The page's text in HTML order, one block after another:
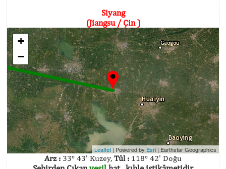
Siyang
(Jiangsu / Çin )
+
−
Leaflet | Powered by Esri | Earthstar Geographics
Arz : 33° 43' Kuzey, Tûl : 118° 42' Doğu